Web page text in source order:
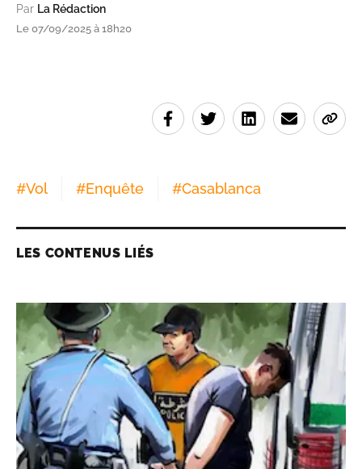
Par La Rédaction
Le 07/09/2025 à 18h20
#Vol #Enquête #Casablanca
LES CONTENUS LIÉS